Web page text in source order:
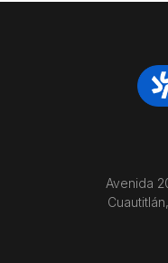
Avenida